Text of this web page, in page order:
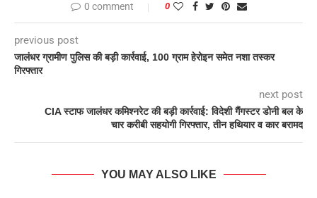
0 comment 0
previous post
जालंधर ग्रामीण पुलिस की बड़ी कार्रवाई, 100 ग्राम हेरोइन समेत नशा तस्कर
गिरफ्तार
next post
CIA स्टाफ जालंधर कमिश्नरेट की बड़ी कार्रवाई: विदेशी गैंगस्टर डोनी बल के
चार करीबी सहयोगी गिरफ्तार, तीन हथियार व कार बरामद
YOU MAY ALSO LIKE